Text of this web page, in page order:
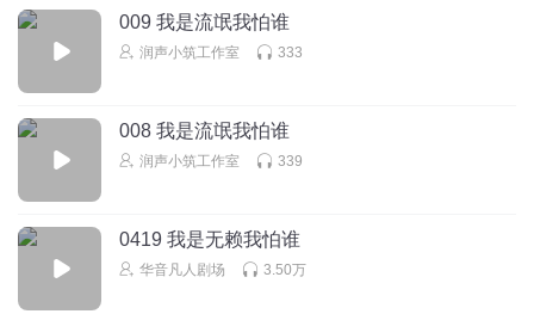
009 我是流氓我怕谁
润声小筑工作室 333
008 我是流氓我怕谁
润声小筑工作室 339
0419 我是无赖我怕谁
华音凡人剧场 3.50万